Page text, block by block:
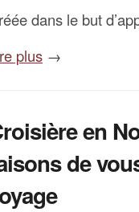
dans le but
plus →
en
de